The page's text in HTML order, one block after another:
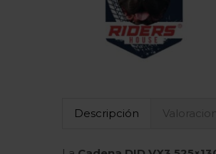
Descripción